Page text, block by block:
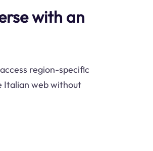
with an
region-specific
Italian web without